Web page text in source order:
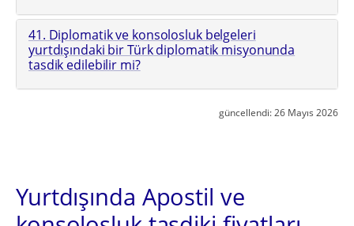
41. Diplomatik ve konsolosluk belgeleri
yurtdışındaki bir Türk diplomatik misyonunda
tasdik edilebilir mi?
güncellendi: 26 Mayıs 2026
Yurtdışında Apostil ve